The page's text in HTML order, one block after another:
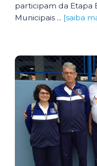
participam da Etapa
Municipais ... [saiba